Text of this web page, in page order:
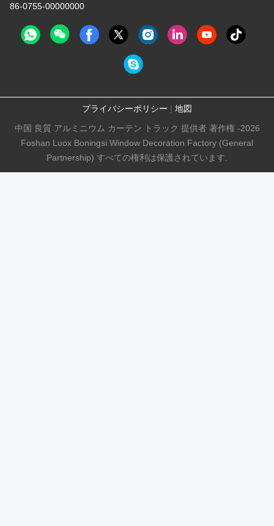
86-0755-00000000
プライバシーポリシー | 地図
中国 良質 アルミニウム カーテン トラック 提供者 著作権 -2026
Foshan Luox Boningsi Window Decoration Factory (General
Partnership) すべての権利は保護されています.